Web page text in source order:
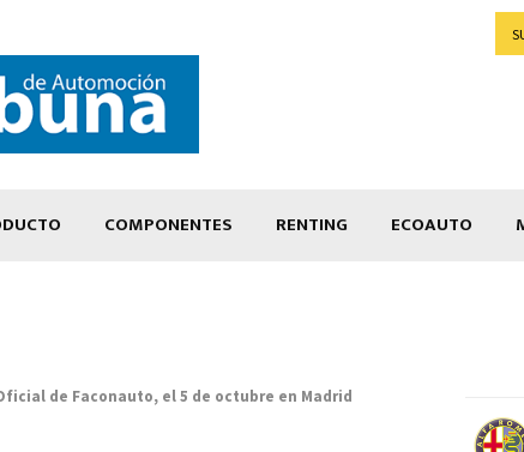
COMPONENTES RENTING ECOAUTO
de Faconauto, el 5 de octubre en Madrid